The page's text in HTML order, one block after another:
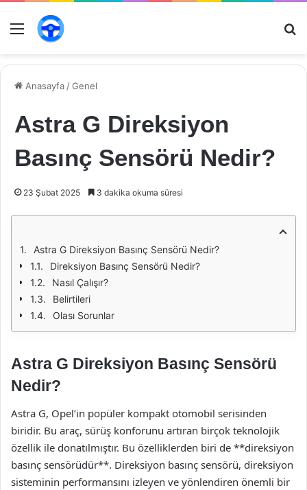
Menü
Anasayfa /Genel
Astra G Direksiyon
Basınç Sensörü Nedir?
23 Şubat 2025 3 dakika okuma süresi
Astra G Direksiyon Basınç Sensörü Nedir?
Direksiyon Basınç Sensörü Nedir?
Nasıl Çalışır?
Belirtileri
Olası Sorunlar
Astra G Direksiyon Basınç Sensörü
Nedir?
Astra G, Opel’in popüler kompakt otomobil serisinden
biridir. Bu araç, sürüş konforunu artıran birçok teknolojik
özellik ile donatılmıştır. Bu özelliklerden biri de **direksiyon
basınç sensörüdür**. Direksiyon basınç sensörü, direksiyon
sisteminin performansını izleyen ve yönlendiren önemli bir